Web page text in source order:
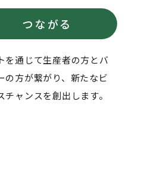
つながる
を通じて生産者の方とバ
の方が繋がり、新たなビ
チャンスを創出します。